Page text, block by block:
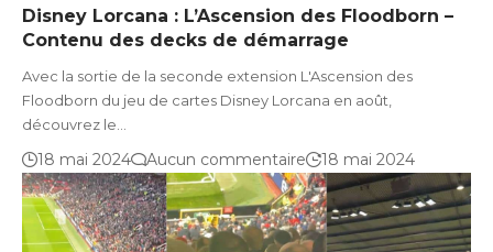
Disney Lorcana : L’Ascension des Floodborn –
Contenu des decks de démarrage
Avec la sortie de la seconde extension L'Ascension des
Floodborn du jeu de cartes Disney Lorcana en août,
découvrez le…
18 mai 2024 Aucun commentaire 18 mai 2024